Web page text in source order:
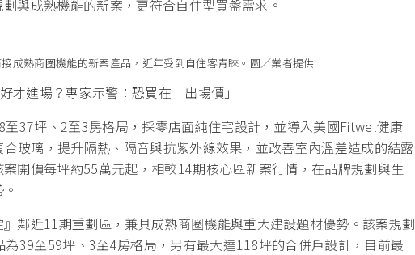
與成熟機能的新案，更符合自住型買盤需求。
成熟商圈機能的新案產品，近年受到自住客青睞。圖／業者提供
才進場？專家示警：恐買在「出場價」
37坪、2至3房格局，採零店面純住宅設計，並導入美國Fitwel健康
玻璃，提升隔熱、隔音與抗紫外線效果，並改善室內溫差造成的結露
開價每坪約55萬元起，相較14期核心區新案行情，在品牌規劃與生
鄰近11期重劃區，兼具成熟商圈機能與重大建設題材優勢。該案規劃
39至59坪、3至4房格局，另有最大達118坪的合併戶設計，目前最